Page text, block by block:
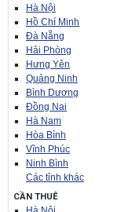
Hà Nội
Hồ Chí Minh
Đà Nẵng
Hải Phòng
Hưng Yên
Quảng Ninh
Bình Dương
Đồng Nai
Hà Nam
Hòa Bình
Vĩnh Phúc
Ninh Bình
Các tỉnh khác
CẦN THUÊ